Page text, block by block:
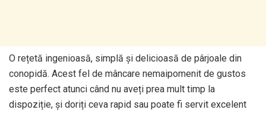
O rețetă ingenioasă, simplă și delicioasă de pârjoale din
conopidă. Acest fel de mâncare nemaipomenit de gustos
este perfect atunci când nu aveți prea mult timp la
dispoziție, și doriți ceva rapid sau poate fi servit excelent